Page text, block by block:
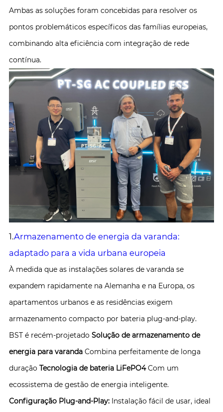
Ambas as soluções foram concebidas para resolver os
pontos problemáticos específicos das famílias europeias,
combinando alta eficiência com integração de rede
contínua.
1.Armazenamento de energia da varanda:
adaptado para a vida urbana europeia
À medida que as instalações solares de varanda se
expandem rapidamente na Alemanha e na Europa, os
apartamentos urbanos e as residências exigem
armazenamento compacto por bateria plug-and-play.
BST é recém-projetadoSolução de armazenamento de
energia para varanda Combina perfeitamente de longa
duraçãoTecnologia de bateria LiFePO4Com um
ecossistema de gestão de energia inteligente.
Configuração Plug-and-Play: Instalação fácil de usar, ideal